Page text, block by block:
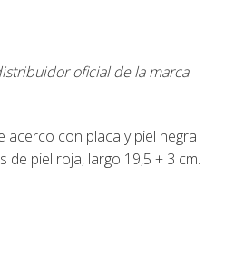
oficial de la marca
acerco con placa y piel negra
piel roja, largo 19,5 + 3 cm.